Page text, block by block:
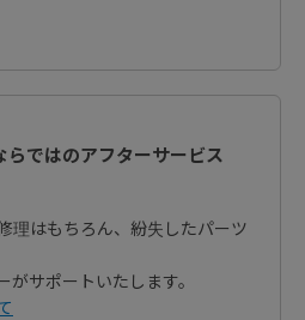
らではのアフターサービス
理はもちろん、紛失したパーツ
サポートいたします。